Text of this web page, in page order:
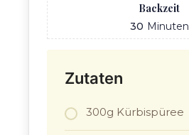
Backzeit
30 Minuten
Zutaten
300g Kürbispüree